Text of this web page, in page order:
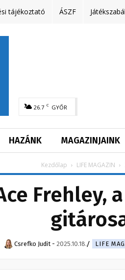
tájékoztató ÁSZF
26.7 C GYŐR
HAZÁNK MAGAZINJAINK
Kezdőlap LIFE MAGAZIN
Frehley,
Csrefko Judit - 2025.10.18. LIFE